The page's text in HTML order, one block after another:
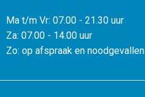
Ma t/m Vr: 07.00 - 21.30 uur
Za: 07.00 - 14.00 uur
Zo: op afspraak en noodgevallen